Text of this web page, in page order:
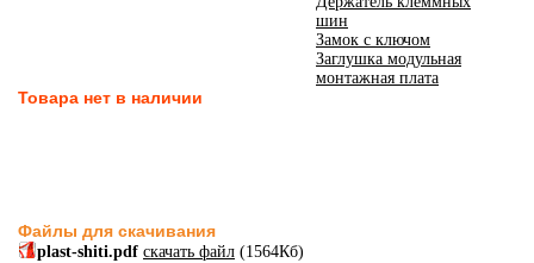
шин
Замок с ключом
Заглушка модульная
монтажная плата
Товара нет в наличии
Файлы для скачивания
plast-shiti.pdf скачать файл (1564Кб)